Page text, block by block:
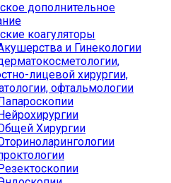
дополнительное
коагуляторы
и Гинекологии
лицевой хирургии,
офтальмологии
Хирургии